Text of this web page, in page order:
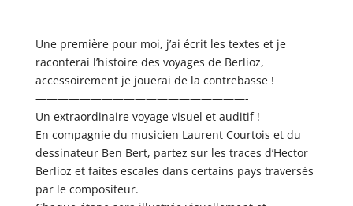
Une première pour moi, j’ai écrit les textes et je
raconterai l’histoire des voyages de Berlioz,
accessoirement je jouerai de la contrebasse !
———————————————————-
Un extraordinaire voyage visuel et auditif !
En compagnie du musicien Laurent Courtois et du
dessinateur Ben Bert, partez sur les traces d’Hector
Berlioz et faites escales dans certains pays traversés
par le compositeur.